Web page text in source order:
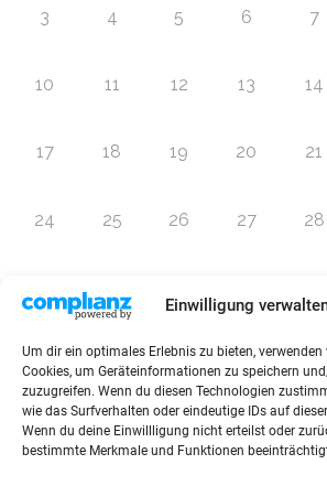
Einwilligung
Um dir ein optimales Erlebnis zu bieten,
Cookies, um Geräteinformationen zu speichern
zuzugreifen. Wenn du diesen Technologien
wie das Surfverhalten oder eindeutige IDs auf
Wenn du deine Einwillligung nicht erteilst oder
bestimmte Merkmale und Funktionen
3 4 5 6 7
10 11 12 13 14
17 18 19 20 21
24 25 26 27 28
Zur Eventübersicht